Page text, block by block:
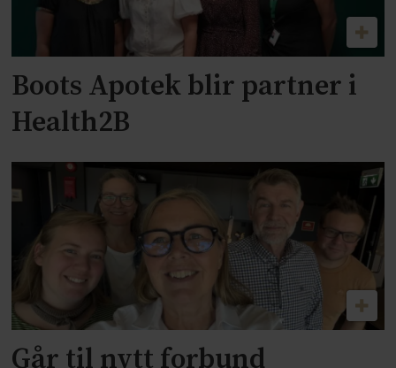
Boots Apotek blir partner i
Health2B
Går til nytt forbund